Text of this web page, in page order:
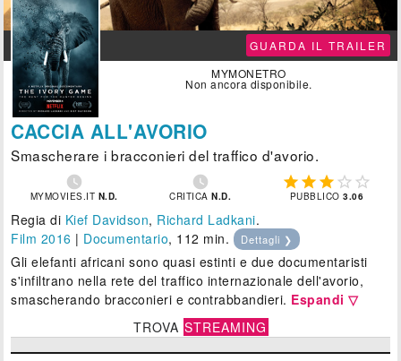
GUARDA IL TRAILER
MYMONETRO
Non ancora disponibile.
CACCIA ALL'AVORIO
Smascherare i bracconieri del traffico d'avorio.

MYMOVIES.IT N.D.

CRITICAN.D.
    
PUBBLICO3.06
Regia di Kief Davidson, Richard Ladkani.
Film 2016 | Documentario, 112 min. Dettagli ❯
Gli elefanti africani sono quasi estinti e due documentaristi
s'infiltrano nella rete del traffico internazionale dell'avorio,
smascherando bracconieri e contrabbandieri. Espandi ▽
TROVA STREAMING